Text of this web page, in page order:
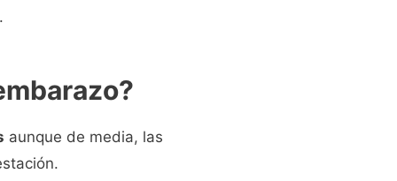
aunque de media, las